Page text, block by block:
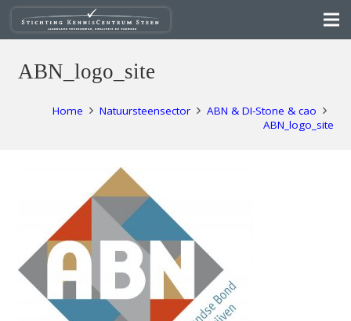
ABN_logo_site
Home Natuursteensector
ABN & DI-Stone & cao
ABN_logo_site